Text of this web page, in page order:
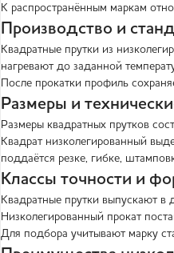
К распространённым маркам
Производство и
Квадратные прутки из
нагревают до заданной
После прокатки профиль
Размеры и
Размеры квадратных прутков
Квадрат низколегированный
поддаётся резке, гибке,
Классы точности и
Квадратные прутки выпускают
Низколегированный прокат
Для подбора учитывают марку